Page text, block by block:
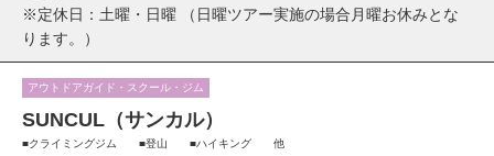
※定休日：土曜・日曜 （日曜ツアー実施の場合月曜お休みとな
ります。）
アウトドアガイド・スクール・ジム
SUNCUL（サンカル）
■クライミングジム ■登山 ■ハイキング 他